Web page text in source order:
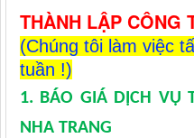
THÀNH LẬP CÔNG
(Chúng tôi làm việc
tuần !)
1. BÁO GIÁ DỊCH VỤ
NHA TRANG